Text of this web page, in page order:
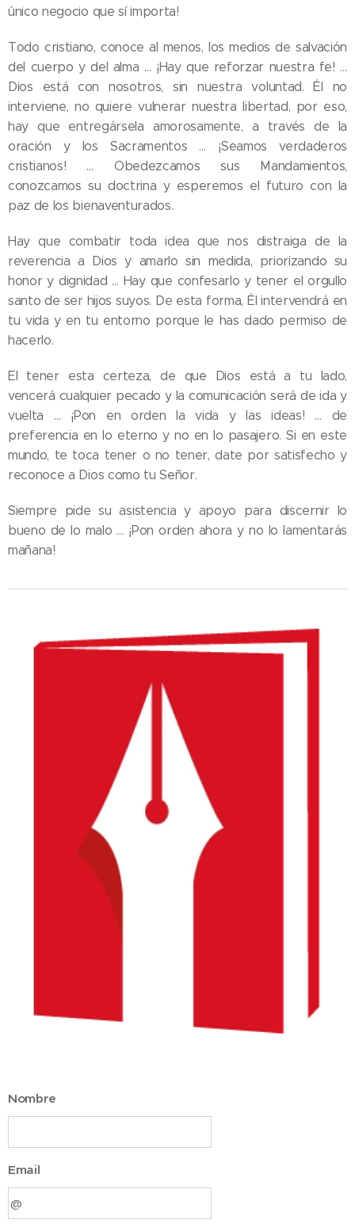
único negocio que sí importa!
Todo cristiano, conoce al menos, los medios de salvación
del cuerpo y del alma … ¡Hay que reforzar nuestra fe! …
Dios está con nosotros, sin nuestra voluntad. Él no
interviene, no quiere vulnerar nuestra libertad, por eso,
hay que entregársela amorosamente, a través de la
oración y los Sacramentos … ¡Seamos verdaderos
cristianos! … Obedezcamos sus Mandamientos,
conozcamos su doctrina y esperemos el futuro con la
paz de los bienaventurados.
Hay que combatir toda idea que nos distraiga de la
reverencia a Dios y amarlo sin medida, priorizando su
honor y dignidad … Hay que confesarlo y tener el orgullo
santo de ser hijos suyos. De esta forma, Él intervendrá en
tu vida y en tu entorno porque le has dado permiso de
hacerlo.
El tener esta certeza, de que Dios está a tu lado,
vencerá cualquier pecado y la comunicación será de ida y
vuelta … ¡Pon en orden la vida y las ideas! … de
preferencia en lo eterno y no en lo pasajero. Si en este
mundo, te toca tener o no tener, date por satisfecho y
reconoce a Dios como tu Señor.
Siempre pide su asistencia y apoyo para discernir lo
bueno de lo malo … ¡Pon orden ahora y no lo lamentarás
mañana!
Nombre
Email